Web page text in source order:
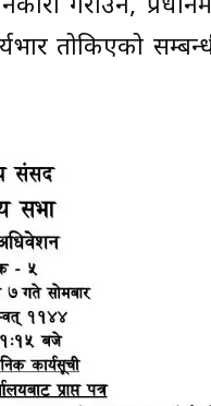
गराउने,
तोकिएको